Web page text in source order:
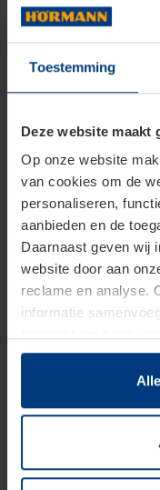
Toestemming
Deze website maakt
Op onze website
van cookies om de
personaliseren,
aanbieden en de
Daarnaast geven wij
website door aan
reclame en analyse.
informatie
hun diensten
Juridisch hebben wij
van deze pagina's
soorten cookies is
toestemming kunt u